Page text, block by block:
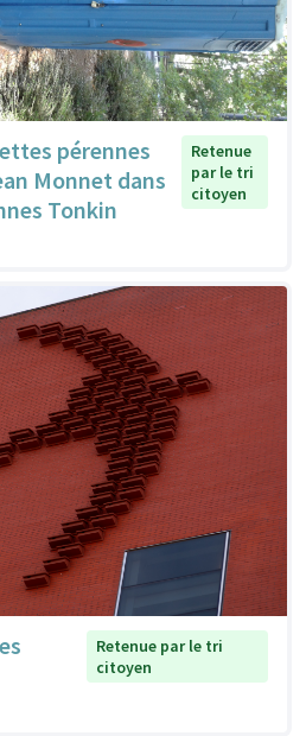
pérennes
Monnet dans
Tonkin
Retenue
par le tri
citoyen
Retenue par le tri
citoyen